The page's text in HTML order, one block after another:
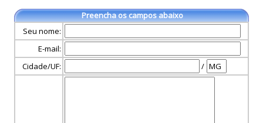
Preencha os campos abaixo
Seu nome:
E-mail:
Cidade/UF:
/